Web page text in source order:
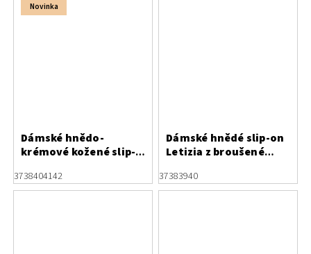
Novinka
Dámské hnědo-
krémové kožené slip-
platformě Letizia
3738404142
Dámské hnědé slip-on
Letizia z broušené
potiskem
37383940